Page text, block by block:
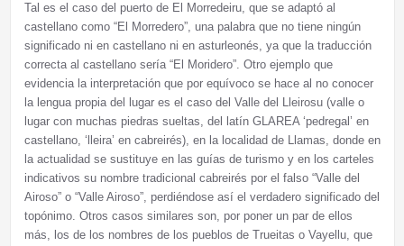
Tal es el caso del puerto de El Morredeiru, que se adaptó al
castellano como “El Morredero”, una palabra que no tiene ningún
significado ni en castellano ni en asturleonés, ya que la traducción
correcta al castellano sería “El Moridero”. Otro ejemplo que
evidencia la interpretación que por equívoco se hace al no conocer
la lengua propia del lugar es el caso del Valle del Lleirosu (valle o
lugar con muchas piedras sueltas, del latín GLAREA ‘pedregal’ en
castellano, ‘lleira’ en cabreirés), en la localidad de Llamas, donde en
la actualidad se sustituye en las guías de turismo y en los carteles
indicativos su nombre tradicional cabreirés por el falso “Valle del
Airoso” o “Valle Airoso”, perdiéndose así el verdadero significado del
topónimo. Otros casos similares son, por poner un par de ellos
más, los de los nombres de los pueblos de Trueitas o Vayellu, que